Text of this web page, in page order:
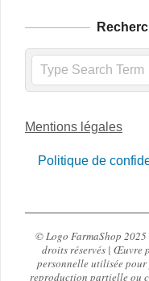
Search
Mentions légales
Politique de
© Logo FarmaShop
droits réservés | Œuvre
personnelle utilisée
reproduction partielle ou